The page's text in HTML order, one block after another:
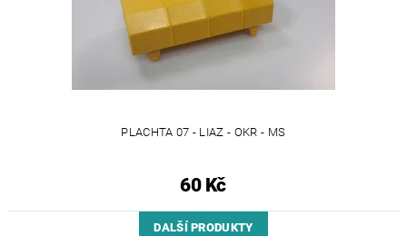
PLACHTA 07 - LIAZ - OKR - MS
60 Kč
DALŠÍ PRODUKTY